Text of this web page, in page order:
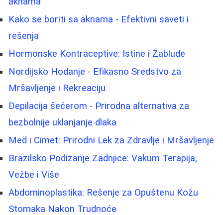
Kako se boriti sa aknama - Efektivni saveti i
rešenja
Hormonske Kontraceptive: Istine i Zablude
Nordijsko Hodanje - Efikasno Sredstvo za
Mršavljenje i Rekreaciju
Depilacija šećerom - Prirodna alternativa za
bezbolnije uklanjanje dlaka
Med i Cimet: Prirodni Lek za Zdravlje i Mršavljenje
Brazilsko Podizanje Zadnjice: Vakum Terapija,
Vežbe i Više
Abdominoplastika: Rešenje za Opuštenu Kožu
Stomaka Nakon Trudnoće